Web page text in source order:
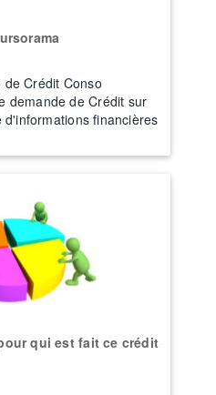
Crédit Conso
demande de Crédit sur
financières
qui est fait ce crédit